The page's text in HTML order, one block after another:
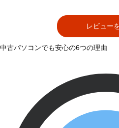
レビュー
中古パソコンでも安心の6つの理由